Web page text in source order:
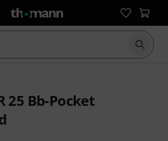
25 Bb-Pocket
5 gwiazdek z 8 ocen klientów